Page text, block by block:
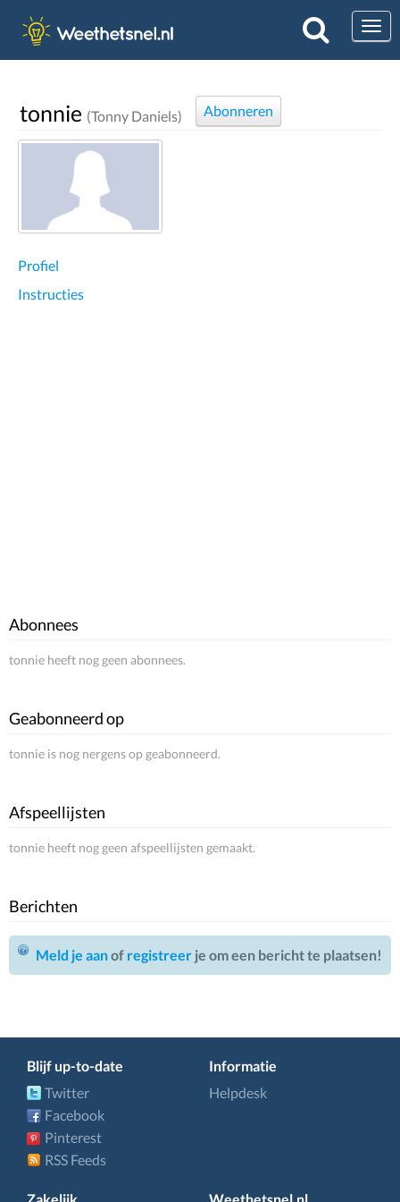
tonnie (Tonny Daniels) Abonneren
Profiel
Instructies
Abonnees
tonnie heeft nog geen abonnees.
Geabonneerd op
tonnie is nog nergens op geabonneerd.
Afspeellijsten
tonnie heeft nog geen afspeellijsten gemaakt.
Berichten
Meld je aanof registreer je om een bericht te plaatsen!
Blijf up-to-date
Twitter
Facebook
Pinterest
RSS Feeds
Informatie
Helpdesk